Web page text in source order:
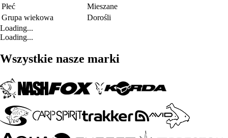
Płeć
Mieszane
Grupa wiekowa
Dorośli
Loading...
Loading...
Wszystkie nasze marki